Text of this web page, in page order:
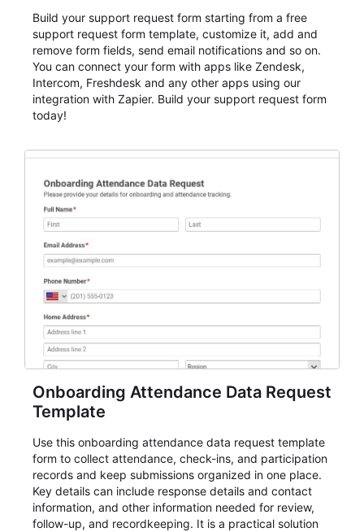
Build your support request form starting from a free
support request form template, customize it, add and
remove form fields, send email notifications and so on.
You can connect your form with apps like Zendesk,
Intercom, Freshdesk and any other apps using our
integration with Zapier. Build your support request form
today!
Onboarding Attendance Data Request
Template
Use this onboarding attendance data request template
form to collect attendance, check-ins, and participation
records and keep submissions organized in one place.
Key details can include response details and contact
information, and other information needed for review,
follow-up, and recordkeeping. It is a practical solution